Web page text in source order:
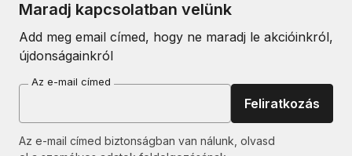
Maradj kapcsolatban velünk
Add meg email címed, hogy ne maradj le akcióinkról,
újdonságainkról
Az e-mail címed
Feliratkozás
Az e-mail címed biztonságban van nálunk, olvasd